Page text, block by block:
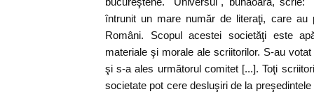
întrunit un mare număr de literaţi, care au
Români. Scopul acestei societăţi este
materiale şi morale ale scriitorilor. S-au
şi s-a ales următorul comitet [...]. Toţi
societate pot cere desluşiri de la